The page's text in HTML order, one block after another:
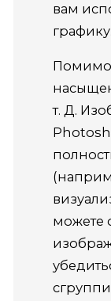
вам
графику.
Помимо
т. Д.
можете